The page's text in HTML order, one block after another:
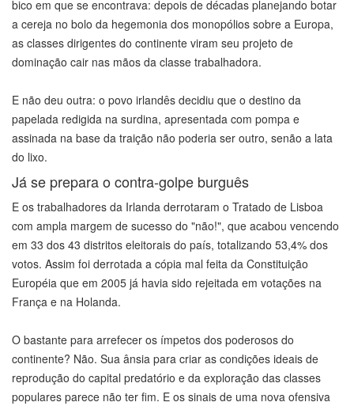
bico em que se encontrava: depois de décadas planejando botar
a cereja no bolo da hegemonia dos monopólios sobre a Europa,
as classes dirigentes do continente viram seu projeto de
dominação cair nas mãos da classe trabalhadora.
E não deu outra: o povo irlandês decidiu que o destino da
papelada redigida na surdina, apresentada com pompa e
assinada na base da traição não poderia ser outro, senão a lata
do lixo.
Já se prepara o contra-golpe burguês
E os trabalhadores da Irlanda derrotaram o Tratado de Lisboa
com ampla margem de sucesso do "não!", que acabou vencendo
em 33 dos 43 distritos eleitorais do país, totalizando 53,4% dos
votos. Assim foi derrotada a cópia mal feita da Constituição
Européia que em 2005 já havia sido rejeitada em votações na
França e na Holanda.
O bastante para arrefecer os ímpetos dos poderosos do
continente? Não. Sua ânsia para criar as condições ideais de
reprodução do capital predatório e da exploração das classes
populares parece não ter fim. E os sinais de uma nova ofensiva